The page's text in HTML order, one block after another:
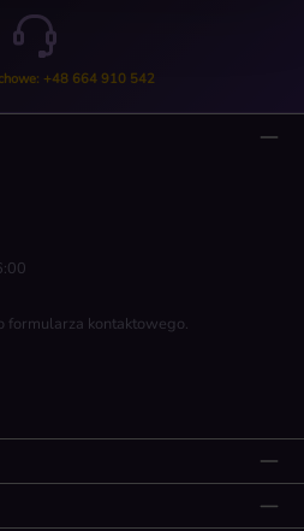
+48 664 910 542
formularza kontaktowego.